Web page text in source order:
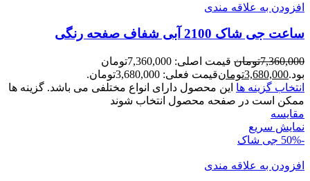
افزودن به علاقه مندی
ساعت جی شاک 2100 آبی شفاف صفحه رنگی
7,360,000تومان
قیمت اصلی: 7,360,000تومان
بود.3,680,000تومانقیمت فعلی: 3,680,000تومان.
انتخاب گزینه ها این محصول دارای انواع مختلفی می باشد. گزینه ها
ممکن است در صفحه محصول انتخاب شوند
مقايسه
نمایش سریع
-50%
جی شاک
افزودن به علاقه مندی